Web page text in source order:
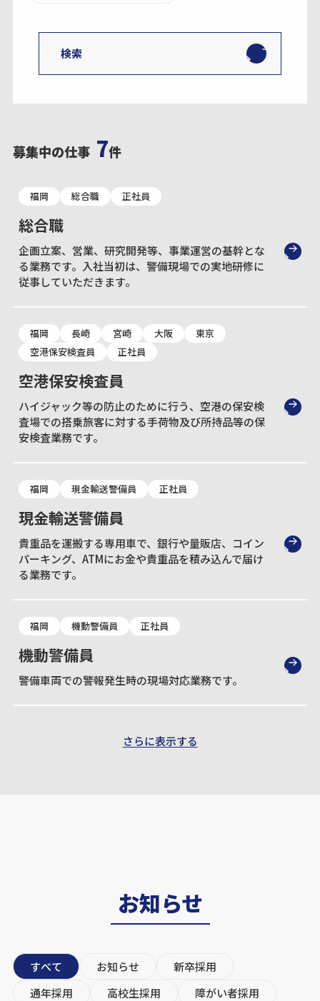
検索
募集中の仕事 7件
福岡 総合職 正社員
総合職
企画立案、営業、研究開発等、事業運営の基幹とな
る業務です。入社当初は、警備現場での実地研修に
従事していただきます。
福岡 長崎 宮崎 大阪
東京
空港保安検査員
正社員
空港保安検査員
ハイジャック等の防止のために行う、空港の保安検
査場での搭乗旅客に対する手荷物及び所持品等の保
安検査業務です。
福岡 現金輸送警備員 正社員
現金輸送警備員
貴重品を運搬する専用車で、銀行や量販店、コイン
パーキング、ATMにお金や貴重品を積み込んで届け
る業務です。
福岡 機動警備員 正社員
機動警備員
警備車両での警報発生時の現場対応業務です。
さらに表示する
お知らせ
すべて お知らせ
新卒採用
通年採用
高校生採用
障がい者採用